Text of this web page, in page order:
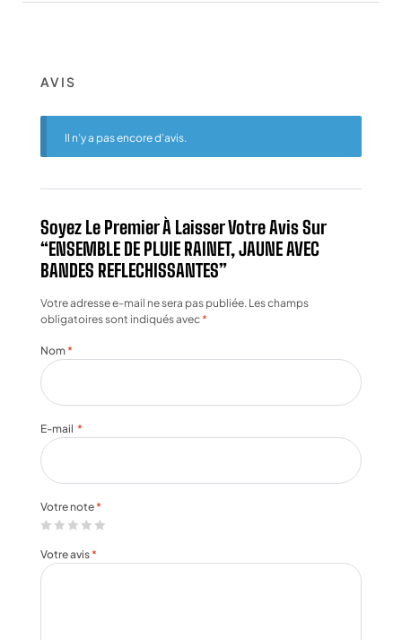
AVIS
Il n’y a pas encore d’avis.
Soyez Le Premier À Laisser Votre Avis Sur
“ENSEMBLE DE PLUIE RAINET, JAUNE AVEC
BANDES REFLECHISSANTES”
Votre adresse e-mail ne sera pas publiée. Les champs
obligatoires sont indiqués avec*
Votre note *
Votre avis *
Nom *
E-mail *